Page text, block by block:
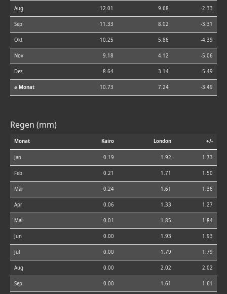
Aug 12.01 9.68 -2.33
Sep 11.33 8.02 -3.31
Okt 10.25 5.86 -4.39
Nov 9.18 4.12 -5.06
Dez 8.64 3.14 -5.49
⌀ Monat 10.73 7.24 -3.49
Regen (mm)
Monat Kairo London +/-
Jan 0.19 1.92 1.73
Feb 0.21 1.71 1.50
Mär 0.24 1.61 1.36
Apr 0.06 1.33 1.27
Mai 0.01 1.85 1.84
Jun 0.00 1.93 1.93
Jul 0.00 1.79 1.79
Aug 0.00 2.02 2.02
Sep 0.00 1.61 1.61